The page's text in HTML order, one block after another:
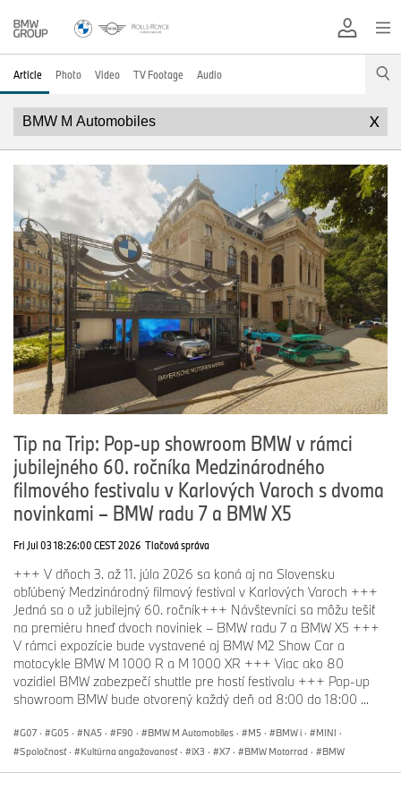
Article Photo Video TV Footage Audio
X
Tip na Trip: Pop-up showroom BMW v rámci
jubilejného 60. ročníka Medzinárodného
filmového festivalu v Karlových Varoch s dvoma
novinkami – BMW radu 7 a BMW X5
Fri Jul 03 18:26:00 CEST 2026 Tlačová správa
+++ V dňoch 3. až 11. júla 2026 sa koná aj na Slovensku
obľúbený Medzinárodný filmový festival v Karlových Varoch +++
Jedná sa o už jubilejný 60. ročník+++ Návštevníci sa môžu tešiť
na premiéru hneď dvoch noviniek – BMW radu 7 a BMW X5 +++
V rámci expozície bude vystavené aj BMW M2 Show Car a
motocykle BMW M 1000 R a M 1000 XR +++ Viac ako 80
vozidiel BMW zabezpečí shuttle pre hostí festivalu +++ Pop-up
showroom BMW bude otvorený každý deň od 8:00 do 18:00 ...
G07 · G05 · NA5 · F90 · BMW M Automobiles · M5 · BMW i · MINI ·
Spoločnosť · Kultúrna angažovanosť · iX3 · X7 · BMW Motorrad · BMW